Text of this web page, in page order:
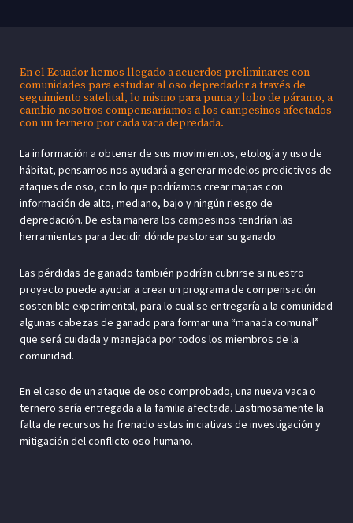
En el Ecuador hemos llegado a acuerdos preliminares con
comunidades para estudiar al oso depredador a través de
seguimiento satelital, lo mismo para puma y lobo de páramo, a
cambio nosotros compensaríamos a los campesinos afectados
con un ternero por cada vaca depredada.
La información a obtener de sus movimientos, etología y uso de
hábitat, pensamos nos ayudará a generar modelos predictivos de
ataques de oso, con lo que podríamos crear mapas con
información de alto, mediano, bajo y ningún riesgo de
depredación. De esta manera los campesinos tendrían las
herramientas para decidir dónde pastorear su ganado.
Las pérdidas de ganado también podrían cubrirse si nuestro
proyecto puede ayudar a crear un programa de compensación
sostenible experimental, para lo cual se entregaría a la comunidad
algunas cabezas de ganado para formar una “manada comunal”
que será cuidada y manejada por todos los miembros de la
comunidad.
En el caso de un ataque de oso comprobado, una nueva vaca o
ternero sería entregada a la familia afectada. Lastimosamente la
falta de recursos ha frenado estas iniciativas de investigación y
mitigación del conflicto oso-humano.